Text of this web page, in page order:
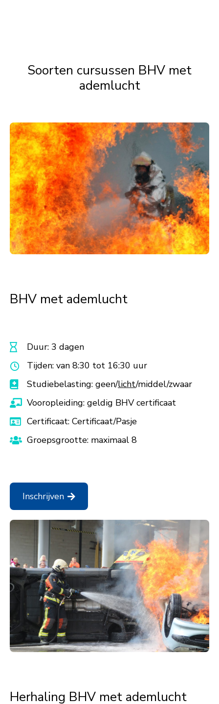
Soorten cursussen BHV met
ademlucht
BHV met ademlucht
Duur: 3 dagen
Tijden: van 8:30 tot 16:30 uur
Studiebelasting: geen/licht/middel/zwaar
Vooropleiding: geldig BHV certificaat
Certificaat: Certificaat/Pasje
Groepsgrootte: maximaal 8
Inschrijven
Herhaling BHV met ademlucht